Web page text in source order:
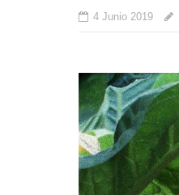
4 Junio 2019